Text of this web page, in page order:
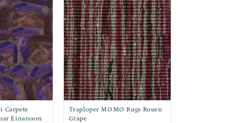
Carpets
Einarsson
Traploper MOMO Rugs Rouen
Grape